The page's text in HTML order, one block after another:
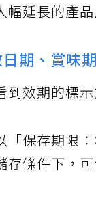
延長的產品
期、賞味
到效期的標示
「保存期限
存條件下，